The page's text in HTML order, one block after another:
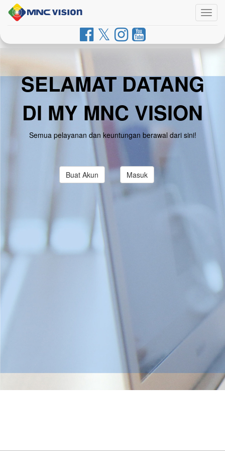
SELAMAT DATANG
DI MY MNC VISION
Semua pelayanan dan keuntungan berawal dari sini!
Buat Akun Masuk